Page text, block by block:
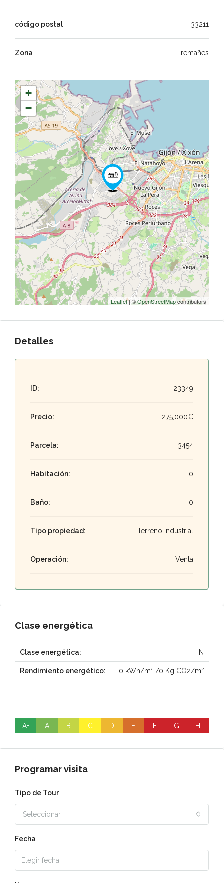
código postal 33211
Zona Tremañes
+
−
Leaflet| ©OpenStreetMapcontributors
Detalles
ID: 23349
Precio: 275,000€
Parcela: 3454
Habitación: 0
Baño: 0
Tipo propiedad: Terreno Industrial
Operación: Venta
Clase energética
Clase energética: N
Rendimiento energético: 0 kWh/m² /0 Kg CO2/m²
A+ A B C D E F G H
Programar visita
Tipo de Tour
Seleccionar
Fecha